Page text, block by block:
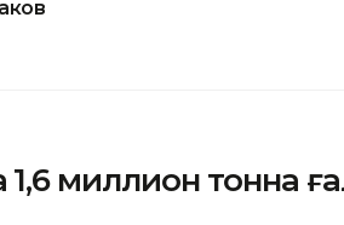
1,6 миллион тонна